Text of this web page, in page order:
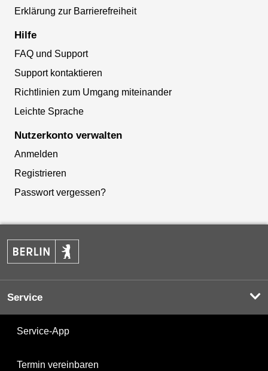
Erklärung zur Barrierefreiheit
Hilfe
FAQ und Support
Support kontaktieren
Richtlinien zum Umgang miteinander
Leichte Sprache
Nutzerkonto verwalten
Anmelden
Registrieren
Passwort vergessen?
Service
Service-App
Termin vereinbaren